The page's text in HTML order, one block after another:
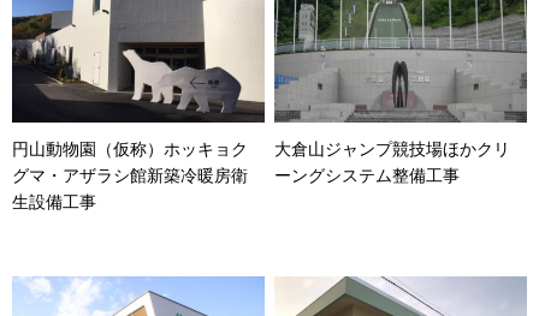
円山動物園（仮称）ホッキョク
グマ・アザラシ館新築冷暖房衛
生設備工事
大倉山ジャンプ競技場ほかクリ
ーングシステム整備工事